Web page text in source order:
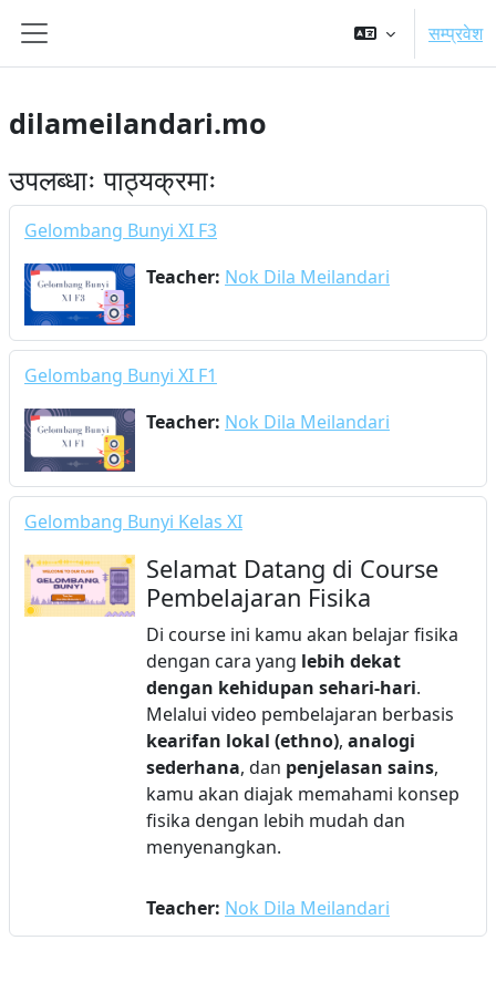
Side panel
सम्प्रवेश
dilameilandari.mo
उपलब्धाः पाठ्यक्रमाः
Gelombang Bunyi XI F3
Teacher: Nok Dila Meilandari
Gelombang Bunyi XI F1
Teacher: Nok Dila Meilandari
Gelombang Bunyi Kelas XI
Selamat Datang di Course
Pembelajaran Fisika
Di course ini kamu akan belajar fisika
dengan cara yang lebih dekat
dengan kehidupan sehari-hari.
Melalui video pembelajaran berbasis
kearifan lokal (ethno), analogi
sederhana, dan penjelasan sains,
kamu akan diajak memahami konsep
fisika dengan lebih mudah dan
menyenangkan.
Teacher: Nok Dila Meilandari